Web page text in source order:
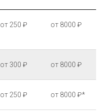
от 250 ₽ от 8000 ₽
от 300 ₽ от 8000 ₽
от 250 ₽ от 8000 ₽*